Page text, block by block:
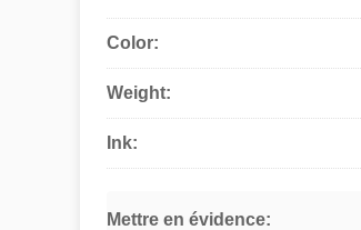
Color:
Weight:
Ink:
Mettre en évidence: